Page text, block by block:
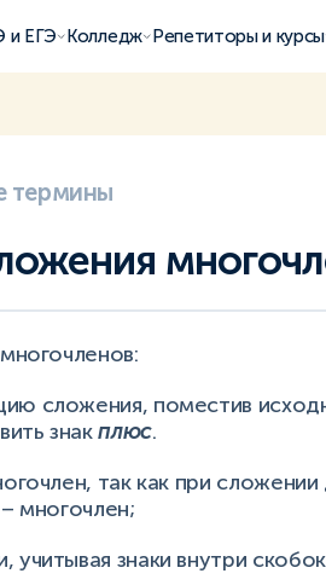
и ЕГЭ Колледж Репетиторы и курсы
термины
сложения, поместив
знакплюс.
так как при
многочлен;
учитывая знаки внутри